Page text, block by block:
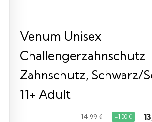
Venum Unisex
Challengerzahnschutz
Zahnschutz, Schwarz/
11+ Adult
14,99 € −1,00 €